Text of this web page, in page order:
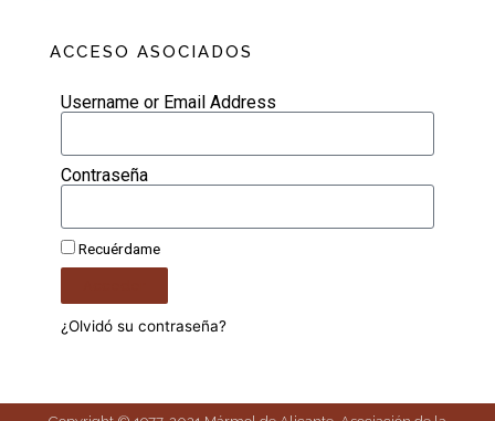
ACCESO ASOCIADOS
Username or Email Address
Contraseña
Recuérdame
¿Olvidó su contraseña?